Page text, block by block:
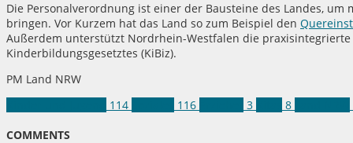
Die Personalverordnung ist einer der Bausteine des Landes,
bringen. Vor Kurzem hat das Land so zum Beispiel den
Außerdem unterstützt Nordrhein-Westfalen die
Kinderbildungsgesetztes (KiBiz).
PM Land NRW
114 116 3 8
COMMENTS